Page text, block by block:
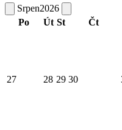
Srpen2026
Po
Út St Čt
27 28 29 30